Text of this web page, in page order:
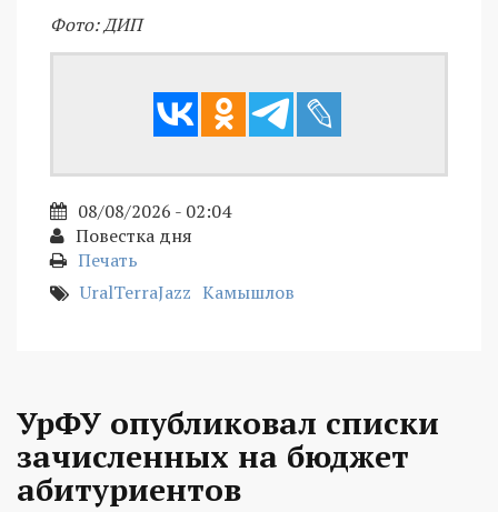
Фото: ДИП
08/08/2026 - 02:04
Повестка дня
Печать
UralTerraJazz Камышлов
УрФУ опубликовал списки
зачисленных на бюджет
абитуриентов